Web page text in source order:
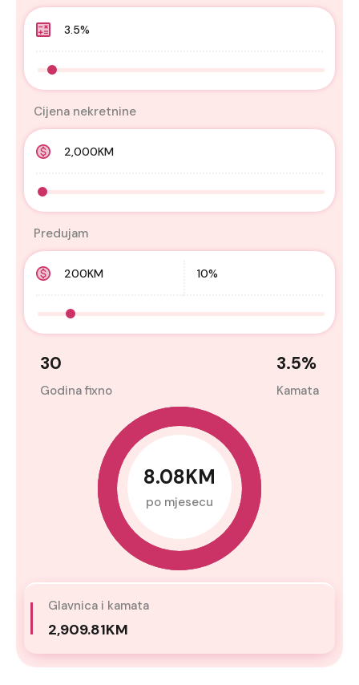
Cijena nekretnine
Predujam
30
Godina fixno
3.5%
Kamata
8.08KM
po mjesecu
Glavnica i kamata
2,909.81KM